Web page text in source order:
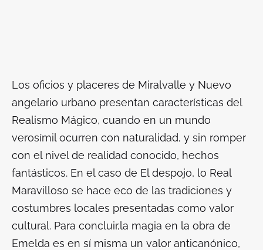
Los oficios y placeres de Miralvalle y Nuevo
angelario urbano presentan características del
Realismo Mágico, cuando en un mundo
verosímil ocurren con naturalidad, y sin romper
con el nivel de realidad conocido, hechos
fantásticos. En el caso de El despojo, lo Real
Maravilloso se hace eco de las tradiciones y
costumbres locales presentadas como valor
cultural. Para concluir,la magia en la obra de
Emelda es en sí misma un valor anticanónico,